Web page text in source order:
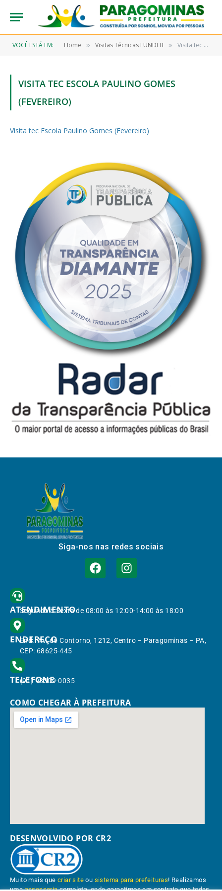
VOCÊ ESTÁ EM: Home » Visitas Técnicas FUNDEB » Visita tec Escola Paulino Gomes (Fevereiro)
VISITA TEC ESCOLA PAULINO GOMES
(FEVEREIRO)
Visita tec Escola Paulino Gomes (Fevereiro)
Siga-nos nas redes sociais
ATENDIMENTO
Segunda à Sexta de 08:00 às 12:00-14:00 às 18:00
ENDEREÇO
End.: Av. do Contorno, 1212, Centro – Paragominas – PA,
CEP: 68625-445
TELEFONE
(91) 98309-0035
COMO CHEGAR À PREFEITURA
DESENVOLVIDO POR CR2
Muito mais quecriar site ou sistema para prefeituras! Realizamos
umaassessoriacompleta, onde garantimos em contrato que todas